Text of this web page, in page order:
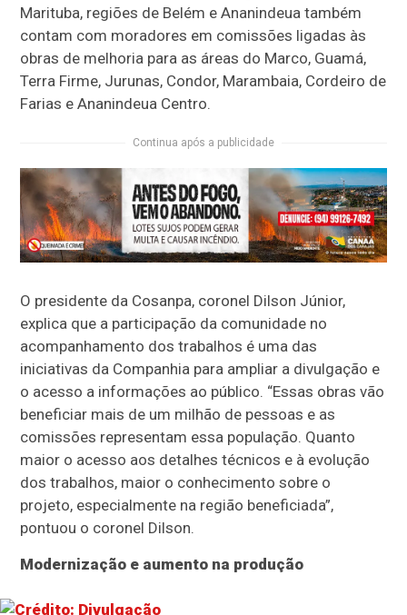
Marituba, regiões de Belém e Ananindeua também
contam com moradores em comissões ligadas às
obras de melhoria para as áreas do Marco, Guamá,
Terra Firme, Jurunas, Condor, Marambaia, Cordeiro de
Farias e Ananindeua Centro.
Continua após a publicidade
O presidente da Cosanpa, coronel Dilson Júnior,
explica que a participação da comunidade no
acompanhamento dos trabalhos é uma das
iniciativas da Companhia para ampliar a divulgação e
o acesso a informações ao público. “Essas obras vão
beneficiar mais de um milhão de pessoas e as
comissões representam essa população. Quanto
maior o acesso aos detalhes técnicos e à evolução
dos trabalhos, maior o conhecimento sobre o
projeto, especialmente na região beneficiada”,
pontuou o coronel Dilson.
Modernização e aumento na produção